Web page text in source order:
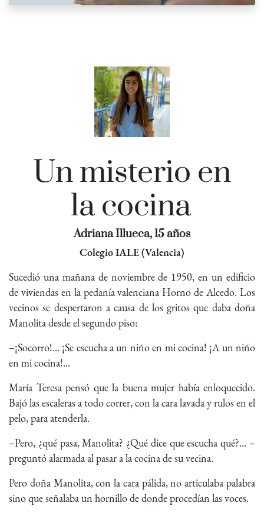
Un misterio en
lacocina
Adriana Illueca, 15 años
Colegio IALE (Valencia)
Sucedió una mañana de noviembre de 1950, en un edificio
de viviendas en la pedanía valenciana Horno de Alcedo. Los
vecinos se despertaron a causa de los gritos que daba doña
Manolita desde el segundo piso:
–¡Socorro!... ¡Se escucha a un niño en mi cocina! ¡A un niño
en mi cocina!...
María Teresa pensó que la buena mujer había enloquecido.
Bajó las escaleras a todo correr, con la cara lavada y rulos en el
pelo, para atenderla.
–Pero, ¿qué pasa, Manolita? ¿Qué dice que escucha qué?... –
preguntó alarmada al pasar a la cocina de su vecina.
Pero doña Manolita, con la cara pálida, no articulaba palabra
sino que señalaba un hornillo de donde procedían las voces.